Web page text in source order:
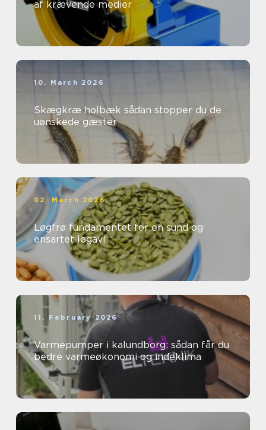
af krævende medier
10. March 2026
Skægkræ holbæk sådan stopper du de
uønskede gæster
02. March 2026
Løgfrø fundamentet for en sund og
ensartet løgavl
11. February 2026
Varmepumper i kalundborg: sådan får du
bedre varmeøkonomi og indeklima